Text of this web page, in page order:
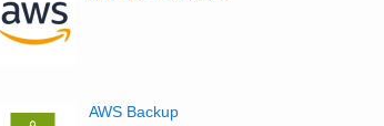
AWS Backup